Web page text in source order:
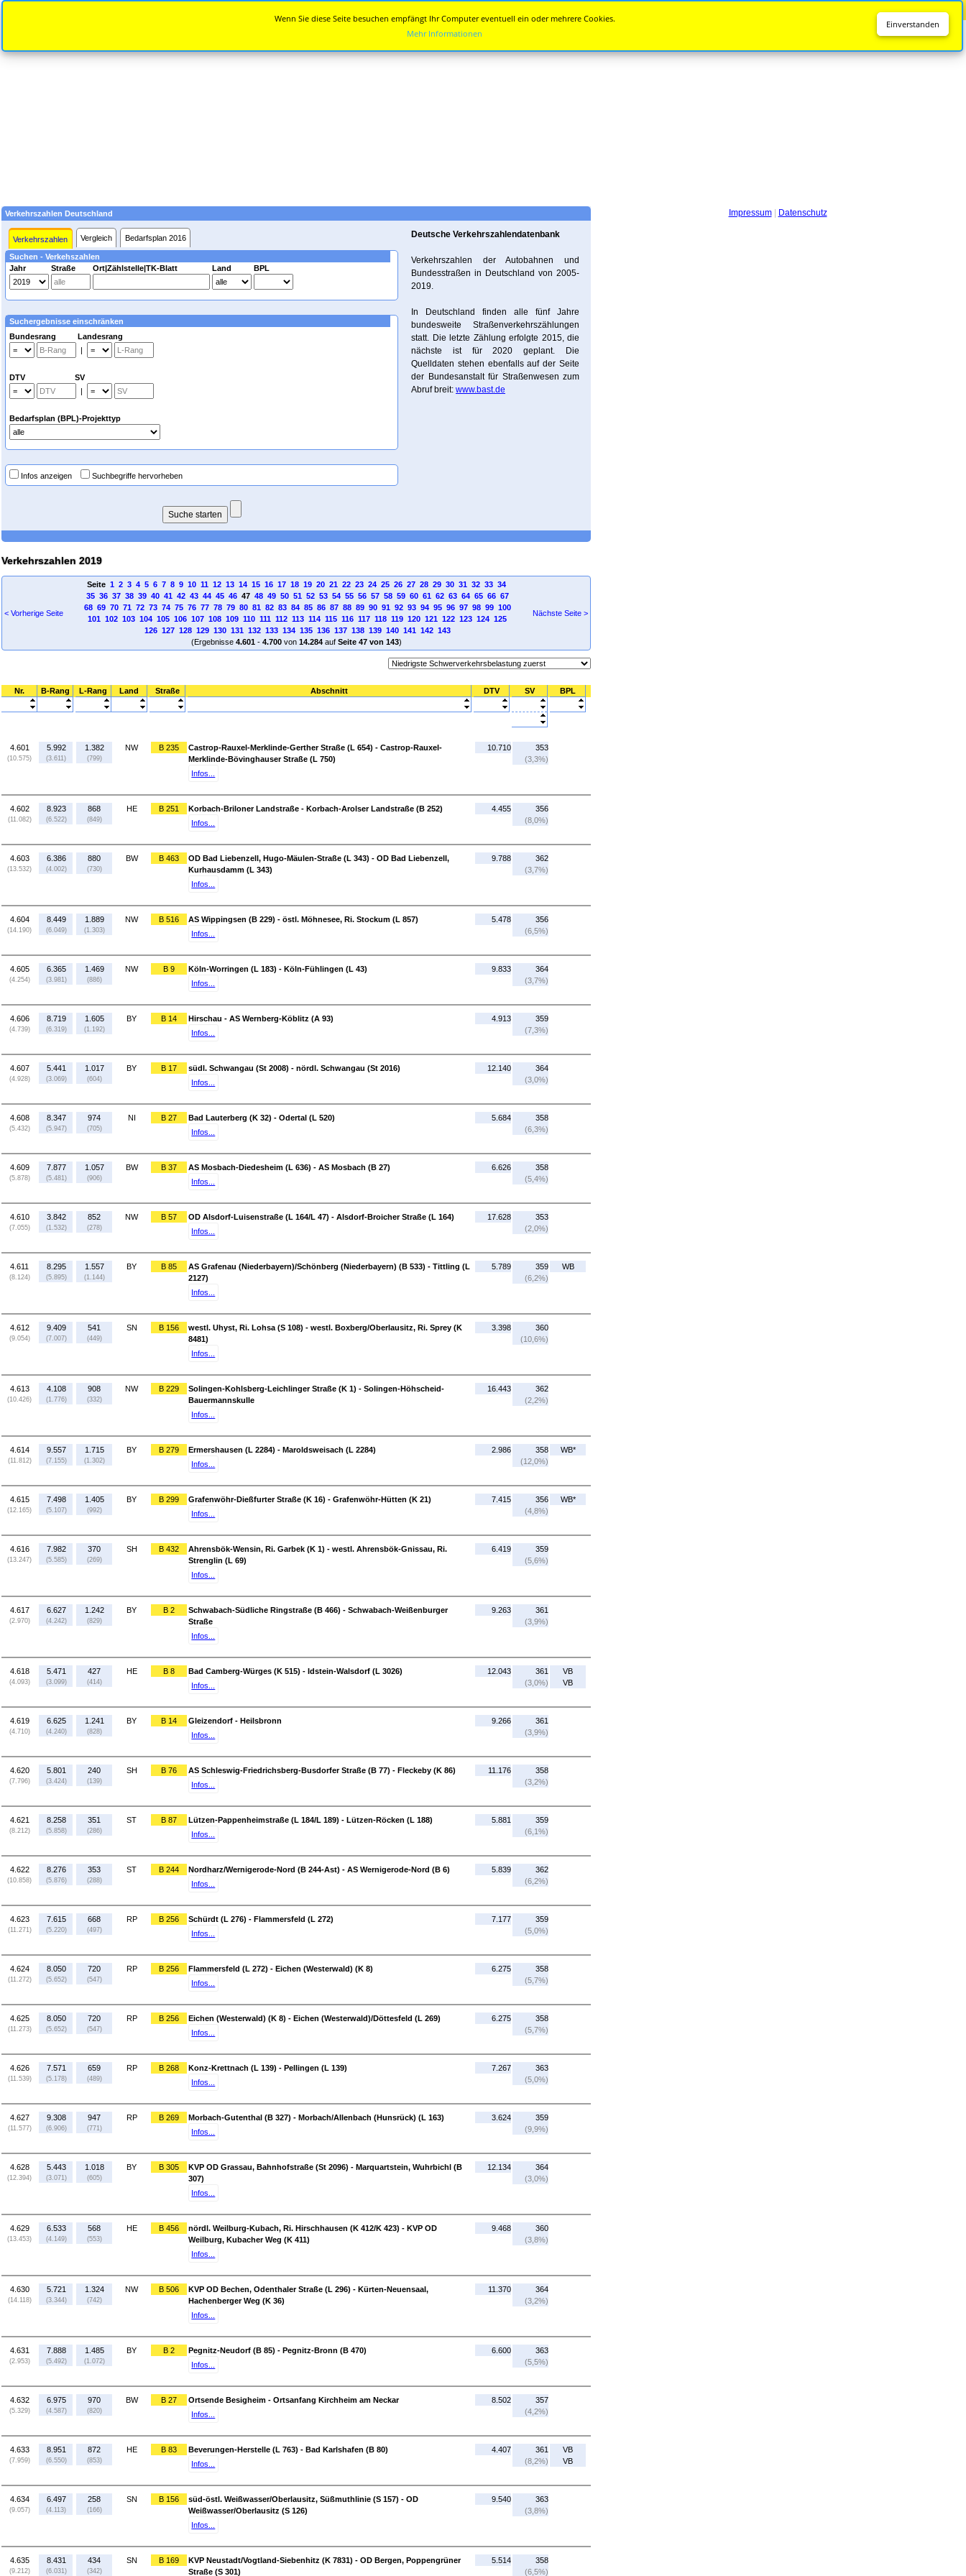
Verkehrszahlen Deutschland
Verkehrszahlen Vergleich Bedarfsplan 2016
Suchen - Verkehszahlen
Jahr
Straße Ort|Zählstelle|TK-Blatt Land BPL
Suchergebnisse einschränken
Bundesrang Landesrang
|
DTV SV
|
Bedarfsplan (BPL)-Projekttyp
Infos anzeigen Suchbegriffe hervorheben
Deutsche Verkehrszahlendatenbank
Verkehrszahlen der Autobahnen und
Bundesstraßen in Deutschland von 2005-
2019.
In Deutschland finden alle fünf Jahre
bundesweite Straßenverkehrszählungen
statt. Die letzte Zählung erfolgte 2015, die
nächste ist für 2020 geplant. Die
Quelldaten stehen ebenfalls auf der Seite
der Bundesanstalt für Straßenwesen zum
Abruf breit: www.bast.de
Verkehrszahlen 2019
< Vorherige Seite
Seite 1 2 3 4 5 6 7 8 9 10 11 12 13 14 15 16 17 18 19 20 21 22 23 24 25 26 27 28 29 30 31 32 33 34
35 36 37 38 39 40 41 42 43 44 45 4647 48 49 50 51 52 53 54 55 56 57 58 59 60 61 62 63 64 65 66 67
68 69 70 71 72 73 74 75 76 77 78 79 80 81 82 83 84 85 86 87 88 89 90 91 92 93 94 95 96 97 98 99 100
101 102 103 104 105 106 107 108 109 110 111 112 113 114 115 116 117 118 119 120 121 122 123 124 125
126 127 128 129 130 131 132 133 134 135 136 137 138 139 140 141 142 143
(Ergebnisse 4.601- 4.700von 14.284auf Seite 47 von 143)
Nächste Seite >
Nr. B-Rang L-Rang Land Straße Abschnitt DTV SV BPL
4.601
(10.575)
5.992
(3.611)
1.382
(799)
NW B 235
Castrop-Rauxel-Merklinde-Gerther Straße (L 654) - Castrop-Rauxel-
Merklinde-Bövinghauser Straße (L 750)
Infos...
10.710
353
(3,3%)
4.602
(11.082)
8.923
(6.522)
868
(849)
HE B 251
Korbach-Briloner Landstraße - Korbach-Arolser Landstraße (B 252)
Infos...
4.455
356
(8,0%)
4.603
(13.532)
6.386
(4.002)
880
(730)
BW B 463
OD Bad Liebenzell, Hugo-Mäulen-Straße (L 343) - OD Bad Liebenzell,
Kurhausdamm (L 343)
Infos...
9.788
362
(3,7%)
4.604
(14.190)
8.449
(6.049)
1.889
(1.303)
NW B 516
AS Wippingsen (B 229) - östl. Möhnesee, Ri. Stockum (L 857)
Infos...
5.478
356
(6,5%)
4.605
(4.254)
6.365
(3.981)
1.469
(886)
NW B 9
Köln-Worringen (L 183) - Köln-Fühlingen (L 43)
Infos...
9.833
364
(3,7%)
4.606
(4.739)
8.719
(6.319)
1.605
(1.192)
BY B 14
Hirschau - AS Wernberg-Köblitz (A 93)
Infos...
4.913
359
(7,3%)
4.607
(4.928)
5.441
(3.069)
1.017
(604)
BY B 17
südl. Schwangau (St 2008) - nördl. Schwangau (St 2016)
Infos...
12.140
364
(3,0%)
4.608
(5.432)
8.347
(5.947)
974
(705)
NI B 27
Bad Lauterberg (K 32) - Odertal (L 520)
Infos...
5.684
358
(6,3%)
4.609
(5.878)
7.877
(5.481)
1.057
(906)
BW B 37
AS Mosbach-Diedesheim (L 636) - AS Mosbach (B 27)
Infos...
6.626
358
(5,4%)
4.610
(7.055)
3.842
(1.532)
852
(278)
NW B 57
OD Alsdorf-Luisenstraße (L 164/L 47) - Alsdorf-Broicher Straße (L 164)
Infos...
17.628
353
(2,0%)
4.611
(8.124)
8.295
(5.895)
1.557
(1.144)
BY B 85
AS Grafenau (Niederbayern)/Schönberg (Niederbayern) (B 533) - Tittling (L
2127)
Infos...
5.789
359
(6,2%)
WB
4.612
(9.054)
9.409
(7.007)
541
(449)
SN B 156
westl. Uhyst, Ri. Lohsa (S 108) - westl. Boxberg/Oberlausitz, Ri. Sprey (K
8481)
Infos...
3.398
360
(10,6%)
4.613
(10.426)
4.108
(1.776)
908
(332)
NW B 229
Solingen-Kohlsberg-Leichlinger Straße (K 1) - Solingen-Höhscheid-
Bauermannskulle
Infos...
16.443
362
(2,2%)
4.614
(11.812)
9.557
(7.155)
1.715
(1.302)
BY B 279
Ermershausen (L 2284) - Maroldsweisach (L 2284)
Infos...
2.986
358
(12,0%)
WB*
4.615
(12.165)
7.498
(5.107)
1.405
(992)
BY B 299
Grafenwöhr-Dießfurter Straße (K 16) - Grafenwöhr-Hütten (K 21)
Infos...
7.415
356
(4,8%)
WB*
4.616
(13.247)
7.982
(5.585)
370
(269)
SH B 432
Ahrensbök-Wensin, Ri. Garbek (K 1) - westl. Ahrensbök-Gnissau, Ri.
Strenglin (L 69)
Infos...
6.419
359
(5,6%)
4.617
(2.970)
6.627
(4.242)
1.242
(829)
BY B 2
Schwabach-Südliche Ringstraße (B 466) - Schwabach-Weißenburger
Straße
Infos...
9.263
361
(3,9%)
4.618
(4.093)
5.471
(3.099)
427
(414)
HE B 8
Bad Camberg-Würges (K 515) - Idstein-Walsdorf (L 3026)
Infos...
12.043
361
(3,0%)
VB
VB
4.619
(4.710)
6.625
(4.240)
1.241
(828)
BY B 14
Gleizendorf - Heilsbronn
Infos...
9.266
361
(3,9%)
4.620
(7.796)
5.801
(3.424)
240
(139)
SH B 76
AS Schleswig-Friedrichsberg-Busdorfer Straße (B 77) - Fleckeby (K 86)
Infos...
11.176
358
(3,2%)
4.621
(8.212)
8.258
(5.858)
351
(286)
ST B 87
Lützen-Pappenheimstraße (L 184/L 189) - Lützen-Röcken (L 188)
Infos...
5.881
359
(6,1%)
4.622
(10.858)
8.276
(5.876)
353
(288)
ST B 244
Nordharz/Wernigerode-Nord (B 244-Ast) - AS Wernigerode-Nord (B 6)
Infos...
5.839
362
(6,2%)
4.623
(11.271)
7.615
(5.220)
668
(497)
RP B 256
Schürdt (L 276) - Flammersfeld (L 272)
Infos...
7.177
359
(5,0%)
4.624
(11.272)
8.050
(5.652)
720
(547)
RP B 256
Flammersfeld (L 272) - Eichen (Westerwald) (K 8)
Infos...
6.275
358
(5,7%)
4.625
(11.273)
8.050
(5.652)
720
(547)
RP B 256
Eichen (Westerwald) (K 8) - Eichen (Westerwald)/Döttesfeld (L 269)
Infos...
6.275
358
(5,7%)
4.626
(11.539)
7.571
(5.178)
659
(489)
RP B 268
Konz-Krettnach (L 139) - Pellingen (L 139)
Infos...
7.267
363
(5,0%)
4.627
(11.577)
9.308
(6.906)
947
(771)
RP B 269
Morbach-Gutenthal (B 327) - Morbach/Allenbach (Hunsrück) (L 163)
Infos...
3.624
359
(9,9%)
4.628
(12.394)
5.443
(3.071)
1.018
(605)
BY B 305
KVP OD Grassau, Bahnhofstraße (St 2096) - Marquartstein, Wuhrbichl (B
307)
Infos...
12.134
364
(3,0%)
4.629
(13.453)
6.533
(4.149)
568
(553)
HE B 456
nördl. Weilburg-Kubach, Ri. Hirschhausen (K 412/K 423) - KVP OD
Weilburg, Kubacher Weg (K 411)
Infos...
9.468
360
(3,8%)
4.630
(14.118)
5.721
(3.344)
1.324
(742)
NW B 506
KVP OD Bechen, Odenthaler Straße (L 296) - Kürten-Neuensaal,
Hachenberger Weg (K 36)
Infos...
11.370
364
(3,2%)
4.631
(2.953)
7.888
(5.492)
1.485
(1.072)
BY B 2
Pegnitz-Neudorf (B 85) - Pegnitz-Bronn (B 470)
Infos...
6.600
363
(5,5%)
4.632
(5.329)
6.975
(4.587)
970
(820)
BW B 27
Ortsende Besigheim - Ortsanfang Kirchheim am Neckar
Infos...
8.502
357
(4,2%)
4.633
(7.959)
8.951
(6.550)
872
(853)
HE B 83
Beverungen-Herstelle (L 763) - Bad Karlshafen (B 80)
Infos...
4.407
361
(8,2%)
VB
VB
4.634
(9.057)
6.497
(4.113)
258
(166)
SN B 156
süd-östl. Weißwasser/Oberlausitz, Süßmuthlinie (S 157) - OD
Weißwasser/Oberlausitz (S 126)
Infos...
9.540
363
(3,8%)
4.635
(9.212)
8.431
(6.031)
434
(342)
SN B 169
KVP Neustadt/Vogtland-Siebenhitz (K 7831) - OD Bergen, Poppengrüner
Straße (S 301)
5.514
358
(6,5%)
Impressum| Datenschutz
Einverstanden
Wenn Sie diese Seite besuchen empfängt Ihr Computer eventuell ein oder mehrere Cookies.
Mehr Informationen